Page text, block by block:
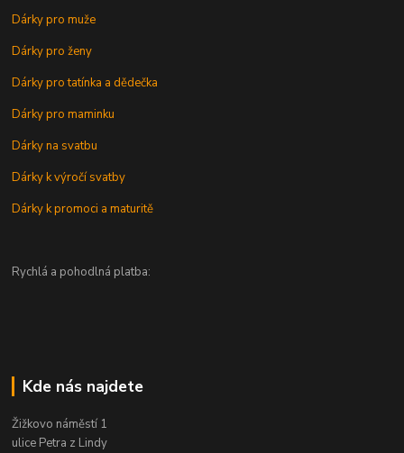
Dárky pro muže
Dárky pro ženy
Dárky pro tatínka a dědečka
Dárky pro maminku
Dárky na svatbu
Dárky k výročí svatby
Dárky k promoci a maturitě
Rychlá a pohodlná platba:
Kde nás najdete
Žižkovo náměstí 1
ulice Petra z Lindy